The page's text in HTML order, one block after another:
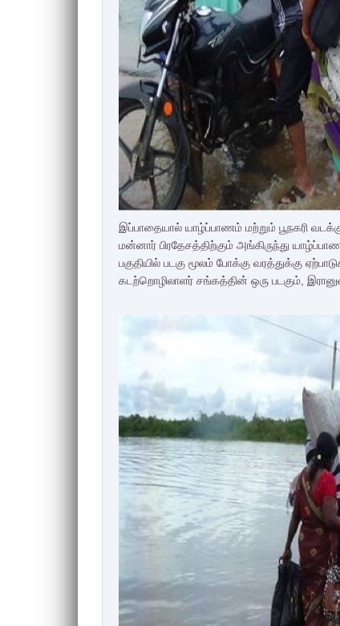
இப்பாதையால் யாழ்ப்பாணம் மற்றும் பூநகரி
மன்னார் பிரதேசத்திற்கும் அங்கிருந்து
பகுதியில் படகு மூலம் போக்கு வரத்துக்கு
கடற்றொழிலாளர் சங்கத்தின் ஒரு படகும்,